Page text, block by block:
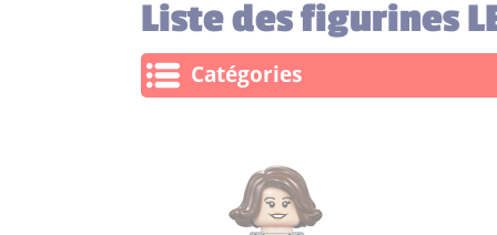
Liste des figurines
Catégories